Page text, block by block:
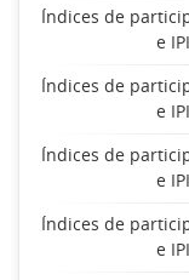
Índices de
e
Índices de
e
Índices de
e
Índices de
e